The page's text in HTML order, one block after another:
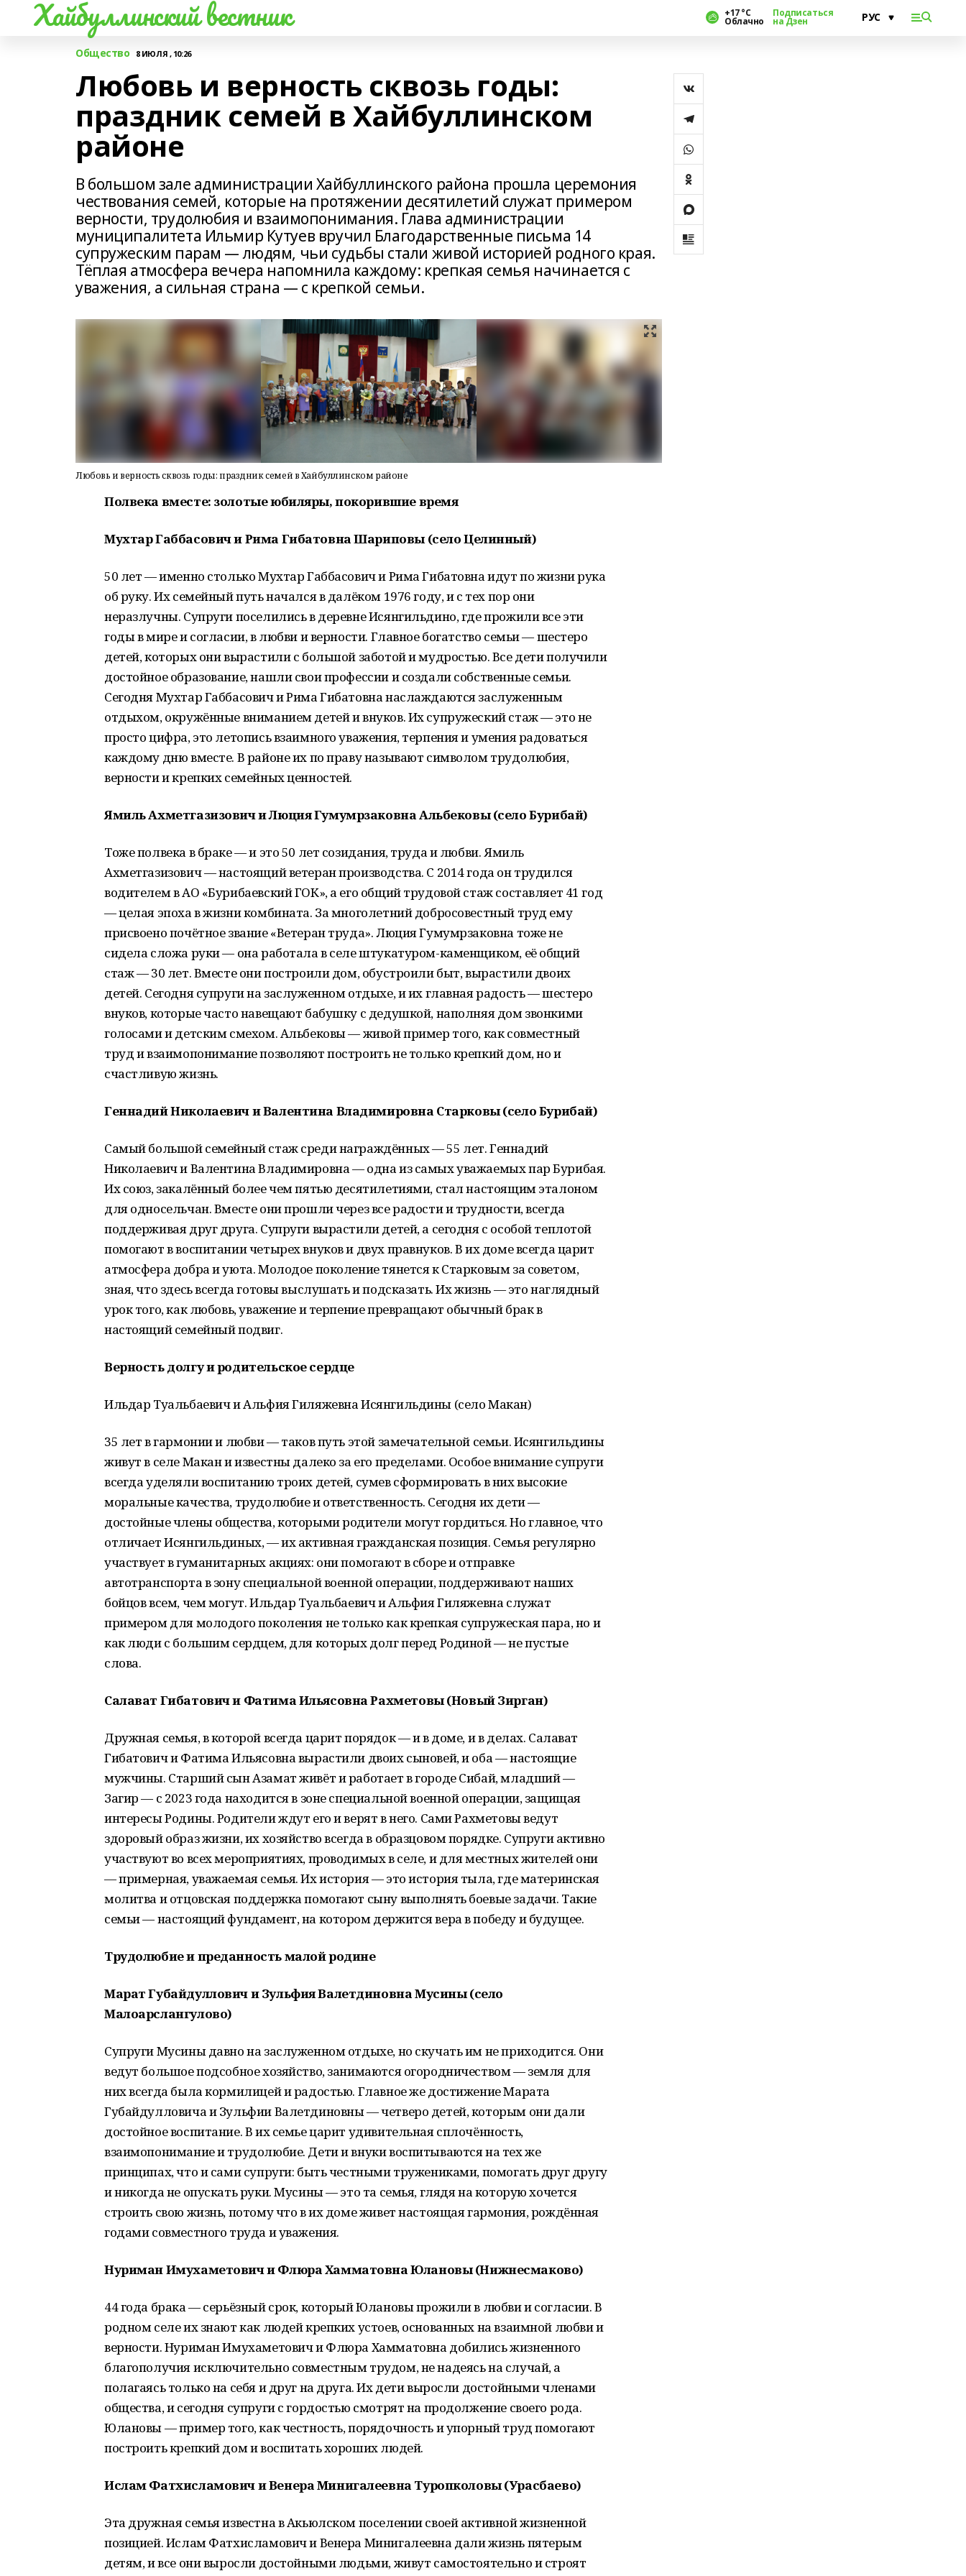
Хайбуллинский вестник +17 °С
Облачно
Подписаться
на Дзен
Общество 8 ИЮЛЯ , 10:26
Любовь и верность сквозь годы:
праздник семей в Хайбуллинском
районе
В большом зале администрации Хайбуллинского района прошла церемония
чествования семей, которые на протяжении десятилетий служат примером
верности, трудолюбия и взаимопонимания. Глава администрации
муниципалитета Ильмир Кутуев вручил Благодарственные письма 14
супружеским парам — людям, чьи судьбы стали живой историей родного края.
Тёплая атмосфера вечера напомнила каждому: крепкая семья начинается с
уважения, а сильная страна — с крепкой семьи.
Любовь и верность сквозь годы: праздник семей в Хайбуллинском районе
Полвека вместе: золотые юбиляры, покорившие время
Мухтар Габбасович и Рима Гибатовна Шариповы (село Целинный)
50 лет — именно столько Мухтар Габбасович и Рима Гибатовна идут по жизни рука
об руку. Их семейный путь начался в далёком 1976 году, и с тех пор они
неразлучны. Супруги поселились в деревне Исянгильдино, где прожили все эти
годы в мире и согласии, в любви и верности. Главное богатство семьи — шестеро
детей, которых они вырастили с большой заботой и мудростью. Все дети получили
достойное образование, нашли свои профессии и создали собственные семьи.
Сегодня Мухтар Габбасович и Рима Гибатовна наслаждаются заслуженным
отдыхом, окружённые вниманием детей и внуков. Их супружеский стаж — это не
просто цифра, это летопись взаимного уважения, терпения и умения радоваться
каждому дню вместе. В районе их по праву называют символом трудолюбия,
верности и крепких семейных ценностей.
Ямиль Ахметгазизович и Люция Гумумрзаковна Альбековы (село Бурибай)
Тоже полвека в браке — и это 50 лет созидания, труда и любви. Ямиль
Ахметгазизович — настоящий ветеран производства. С 2014 года он трудился
водителем в АО «Бурибаевский ГОК», а его общий трудовой стаж составляет 41 год
— целая эпоха в жизни комбината. За многолетний добросовестный труд ему
присвоено почётное звание «Ветеран труда». Люция Гумумрзаковна тоже не
сидела сложа руки — она работала в селе штукатуром-каменщиком, её общий
стаж — 30 лет. Вместе они построили дом, обустроили быт, вырастили двоих
детей. Сегодня супруги на заслуженном отдыхе, и их главная радость — шестеро
внуков, которые часто навещают бабушку с дедушкой, наполняя дом звонкими
голосами и детским смехом. Альбековы — живой пример того, как совместный
труд и взаимопонимание позволяют построить не только крепкий дом, но и
счастливую жизнь.
Геннадий Николаевич и Валентина Владимировна Старковы (село Бурибай)
Самый большой семейный стаж среди награждённых — 55 лет. Геннадий
Николаевич и Валентина Владимировна — одна из самых уважаемых пар Бурибая.
Их союз, закалённый более чем пятью десятилетиями, стал настоящим эталоном
для односельчан. Вместе они прошли через все радости и трудности, всегда
поддерживая друг друга. Супруги вырастили детей, а сегодня с особой теплотой
помогают в воспитании четырех внуков и двух правнуков. В их доме всегда царит
атмосфера добра и уюта. Молодое поколение тянется к Старковым за советом,
зная, что здесь всегда готовы выслушать и подсказать. Их жизнь — это наглядный
урок того, как любовь, уважение и терпение превращают обычный брак в
настоящий семейный подвиг.
Верность долгу и родительское сердце
Ильдар Туальбаевич и Альфия Гиляжевна Исянгильдины (село Макан)
35 лет в гармонии и любви — таков путь этой замечательной семьи. Исянгильдины
живут в селе Макан и известны далеко за его пределами. Особое внимание супруги
всегда уделяли воспитанию троих детей, сумев сформировать в них высокие
моральные качества, трудолюбие и ответственность. Сегодня их дети —
достойные члены общества, которыми родители могут гордиться. Но главное, что
отличает Исянгильдиных, — их активная гражданская позиция. Семья регулярно
участвует в гуманитарных акциях: они помогают в сборе и отправке
автотранспорта в зону специальной военной операции, поддерживают наших
бойцов всем, чем могут. Ильдар Туальбаевич и Альфия Гиляжевна служат
примером для молодого поколения не только как крепкая супружеская пара, но и
как люди с большим сердцем, для которых долг перед Родиной — не пустые
слова.
Салават Гибатович и Фатима Ильясовна Рахметовы (Новый Зирган)
Дружная семья, в которой всегда царит порядок — и в доме, и в делах. Салават
Гибатович и Фатима Ильясовна вырастили двоих сыновей, и оба — настоящие
мужчины. Старший сын Азамат живёт и работает в городе Сибай, младший —
Загир — с 2023 года находится в зоне специальной военной операции, защищая
интересы Родины. Родители ждут его и верят в него. Сами Рахметовы ведут
здоровый образ жизни, их хозяйство всегда в образцовом порядке. Супруги активно
участвуют во всех мероприятиях, проводимых в селе, и для местных жителей они
— примерная, уважаемая семья. Их история — это история тыла, где материнская
молитва и отцовская поддержка помогают сыну выполнять боевые задачи. Такие
семьи — настоящий фундамент, на котором держится вера в победу и будущее.
Трудолюбие и преданность малой родине
Марат Губайдуллович и Зульфия Валетдиновна Мусины (село
Малоарслангулово)
Супруги Мусины давно на заслуженном отдыхе, но скучать им не приходится. Они
ведут большое подсобное хозяйство, занимаются огородничеством — земля для
них всегда была кормилицей и радостью. Главное же достижение Марата
Губайдулловича и Зульфии Валетдиновны — четверо детей, которым они дали
достойное воспитание. В их семье царит удивительная сплочённость,
взаимопонимание и трудолюбие. Дети и внуки воспитываются на тех же
принципах, что и сами супруги: быть честными тружениками, помогать друг другу
и никогда не опускать руки. Мусины — это та семья, глядя на которую хочется
строить свою жизнь, потому что в их доме живет настоящая гармония, рождённая
годами совместного труда и уважения.
Нуриман Имухаметович и Флюра Хамматовна Юлановы (Нижнесмаково)
44 года брака — серьёзный срок, который Юлановы прожили в любви и согласии. В
родном селе их знают как людей крепких устоев, основанных на взаимной любви и
верности. Нуриман Имухаметович и Флюра Хамматовна добились жизненного
благополучия исключительно совместным трудом, не надеясь на случай, а
полагаясь только на себя и друг на друга. Их дети выросли достойными членами
общества, и сегодня супруги с гордостью смотрят на продолжение своего рода.
Юлановы — пример того, как честность, порядочность и упорный труд помогают
построить крепкий дом и воспитать хороших людей.
Ислам Фатхисламович и Венера Минигалеевна Туропколовы (Урасбаево)
Эта дружная семья известна в Акьюлском поселении своей активной жизненной
позицией. Ислам Фатхисламович и Венера Минигалеевна дали жизнь пятерым
детям, и все они выросли достойными людьми, живут самостоятельно и строят